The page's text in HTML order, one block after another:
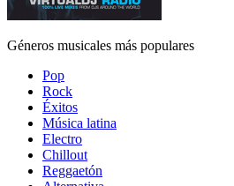
Géneros musicales más populares
Pop
Rock
Éxitos
Música latina
Electro
Chillout
Reggaetón